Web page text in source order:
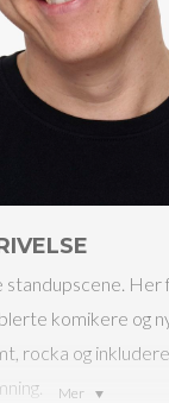
Mer
Her
komikere og
rocka og